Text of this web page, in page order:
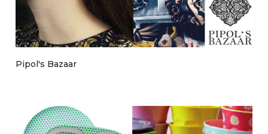
Pipol's Bazaar